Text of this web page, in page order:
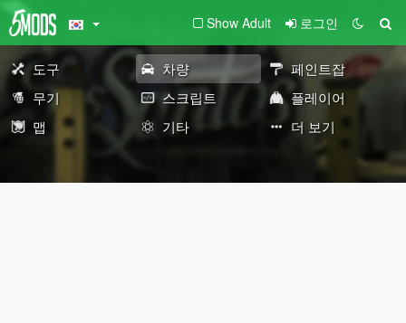
Show Adult 로그인
도구 차량
페인트잡
무기
스크립트
플레이어
맵
기타 더 보기